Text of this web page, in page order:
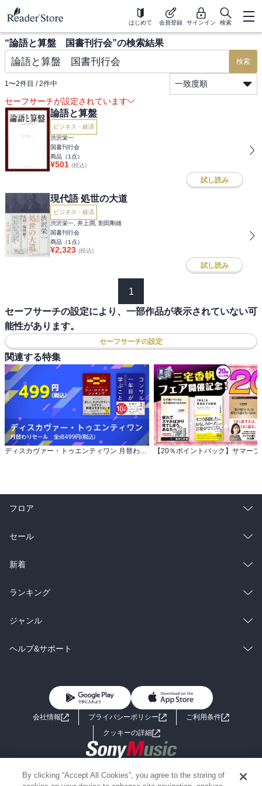
はじめて 会員登録 サインイン 検索
“論語と算盤 国書刊行会”の検索結果
検索
1〜2件目 / 2件中
一致度順
セーフサーチが設定されています
論語と算盤
ビジネス・経済
渋沢栄一
国書刊行会
商品（1 点）
¥501 (税込)
試し読み
現代語 処世の大道
ビジネス・経済
渋沢栄一, 井上潤, 割田剛雄
国書刊行会
商品（1 点）
¥2,323 (税込)
試し読み
1
セーフサーチの設定により、一部作品が表示されていない可
能性があります。
セーフサーチの設定
関連する特集
ディスカヴァー・トゥエンティワン 月替わりセール 全点499円(税込)
フロア
総合
ラノベ
雑誌・グラビア
BL・TL
セール
総合
ラノベ
雑誌・グラビア
BL・TL
新着
総合
ラノベ
雑誌・グラビア
ランキング
総合
ラノベ
ジャンル
コミック
ライトノベル 男子向けラノベ
小説
海外小説
ミステリー SF
ヘルプ&サポート
よくあるご質問 お問い合わせ
会社情報 プライバシーポリシー
ご利用条件
クッキーの詳細
Copyright 2017 - 2026 Sony Music Entertainment(Japan) Inc.
Information on the site is for the Japan domestic market only
By clicking “Accept All Cookies”, you agree to the storing of